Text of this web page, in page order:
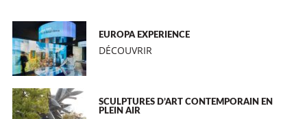
EUROPA EXPERIENCE
DÉCOUVRIR
SCULPTURES D’ART CONTEMPORAIN EN
PLEIN AIR